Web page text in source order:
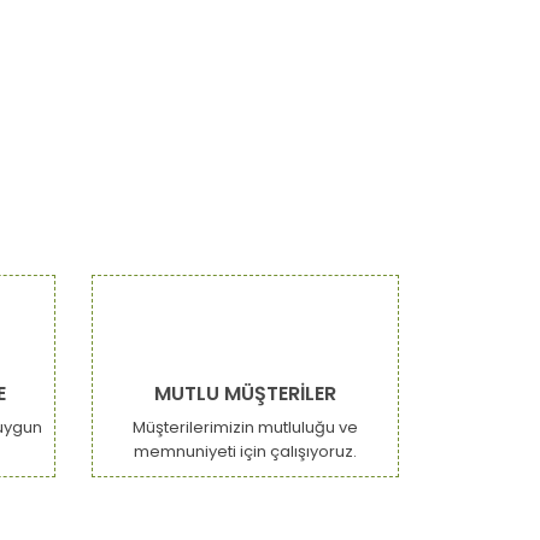
MUTLU MÜŞTERİLER
Müşterilerimizin mutluluğu ve
memnuniyeti için çalışıyoruz.